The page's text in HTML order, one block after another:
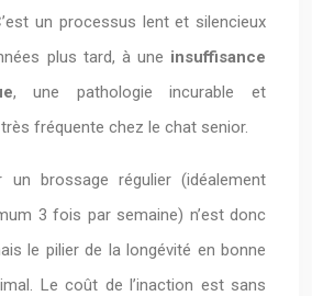
un processus lent et silencieux
plus tard, à une insuffisance
, une pathologie incurable et
fréquente chez le chat senior.
un brossage régulier (idéalement
3 fois par semaine) n’est donc
le pilier de la longévité en bonne
Le coût de l’inaction est sans